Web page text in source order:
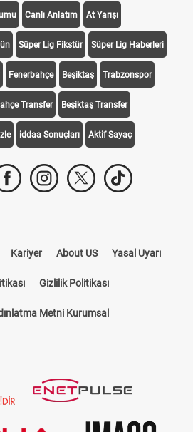
Canlı Anlatım At Yarışı
Süper Lig Fikstür Süper Lig Haberleri
Fenerbahçe Beşiktaş Trabzonspor
Transfer Beşiktaş Transfer
iddaa Sonuçları Aktif Sayaç
Kariyer About US Yasal Uyarı
Gizlilik Politikası
Metni Kurumsal